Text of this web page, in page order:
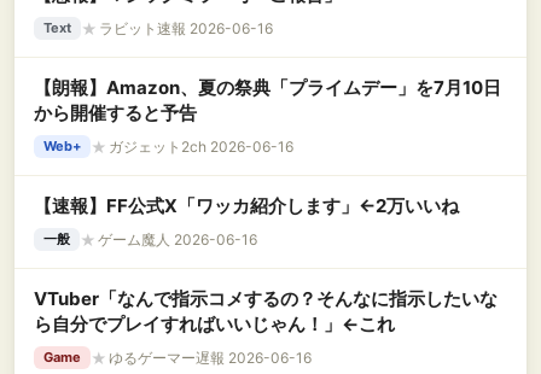
Text ★ ラビット速報 2026-06-16
【朗報】Amazon、夏の祭典「プライムデー」を7月10日
から開催すると予告
Web+ ★ ガジェット2ch 2026-06-16
【速報】FF公式X「ワッカ紹介します」←2万いいね
一般 ★ ゲーム魔人 2026-06-16
VTuber「なんで指示コメするの？そんなに指示したいな
ら自分でプレイすればいいじゃん！」←これ
Game ★ ゆるゲーマー遅報 2026-06-16